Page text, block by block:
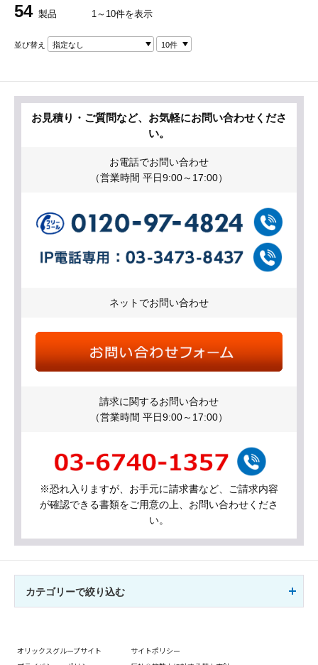
54 製品 1～10件を表示
並び替え 指定なし 10件
お見積り・ご質問など、お気軽にお問い合わせくださ
い。
お電話でお問い合わせ
（営業時間 平日9:00～17:00）
ネットでお問い合わせ
請求に関するお問い合わせ
（営業時間 平日9:00～17:00）
※恐れ入りますが、お手元に請求書など、ご請求内容
が確認できる書類をご用意の上、お問い合わせくださ
い。
カテゴリーで絞り込む
オリックスグループサイト
サイトポリシー